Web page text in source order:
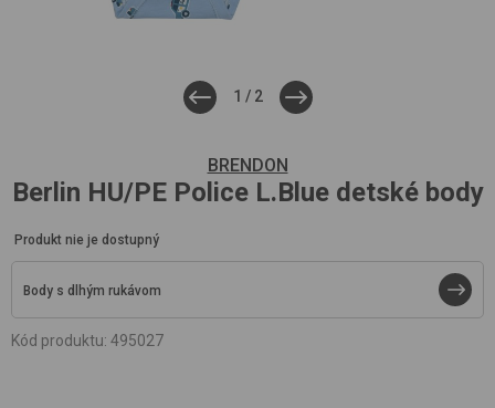
1 / 2
BRENDON
Berlin HU/PE Police L.Blue detské body
Produkt nie je dostupný
Body s dlhým rukávom
Kód produktu: 495027